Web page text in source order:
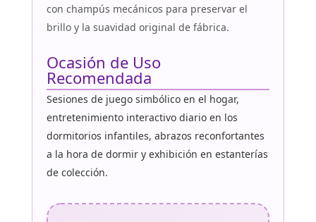
con champús mecánicos para preservar el
brillo y la suavidad original de fábrica.
Ocasión de Uso
Recomendada
Sesiones de juego simbólico en el hogar,
entretenimiento interactivo diario en los
dormitorios infantiles, abrazos reconfortantes
a la hora de dormir y exhibición en estanterías
de colección.